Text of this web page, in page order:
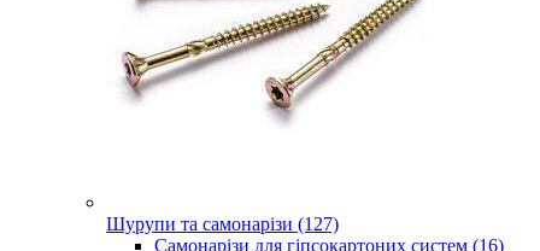
Шурупи та самонарізи (127)
Самонарізи для гіпсокартоних систем (16)